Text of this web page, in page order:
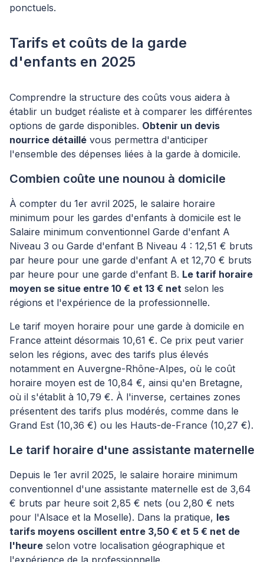
ponctuels.
Tarifs et coûts de la garde
d'enfants en 2025
Comprendre la structure des coûts vous aidera à
établir un budget réaliste et à comparer les différentes
options de garde disponibles. Obtenir un devis
nourrice détaillé vous permettra d'anticiper
l'ensemble des dépenses liées à la garde à domicile.
Combien coûte une nounou à domicile
À compter du 1er avril 2025, le salaire horaire
minimum pour les gardes d'enfants à domicile est le
Salaire minimum conventionnel Garde d'enfant A
Niveau 3 ou Garde d'enfant B Niveau 4 : 12,51 € bruts
par heure pour une garde d'enfant A et 12,70 € bruts
par heure pour une garde d'enfant B. Le tarif horaire
moyen se situe entre 10 € et 13 € net selon les
régions et l'expérience de la professionnelle.
Le tarif moyen horaire pour une garde à domicile en
France atteint désormais 10,61 €. Ce prix peut varier
selon les régions, avec des tarifs plus élevés
notamment en Auvergne-Rhône-Alpes, où le coût
horaire moyen est de 10,84 €, ainsi qu'en Bretagne,
où il s'établit à 10,79 €. À l'inverse, certaines zones
présentent des tarifs plus modérés, comme dans le
Grand Est (10,36 €) ou les Hauts-de-France (10,27 €).
Le tarif horaire d'une assistante maternelle
Depuis le 1er avril 2025, le salaire horaire minimum
conventionnel d'une assistante maternelle est de 3,64
€ bruts par heure soit 2,85 € nets (ou 2,80 € nets
pour l'Alsace et la Moselle). Dans la pratique, les
tarifs moyens oscillent entre 3,50 € et 5 € net de
l'heure selon votre localisation géographique et
l'expérience de la professionnelle.